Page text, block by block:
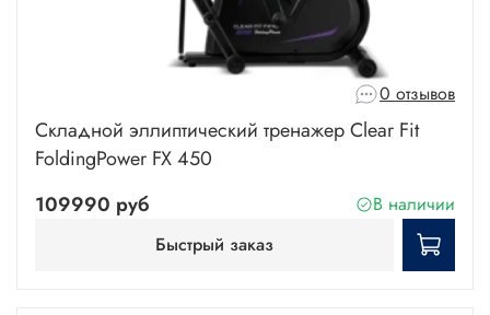
0 отзывов
Складной эллиптический тренажер Clear Fit
FoldingPower FX 450
109990 руб
В наличии
Быстрый заказ